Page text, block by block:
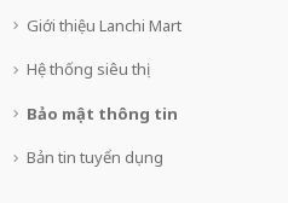
Giới thiệu Lanchi Mart
Hệ thống siêu thị
Bảo mật thông tin
Bản tin tuyển dụng